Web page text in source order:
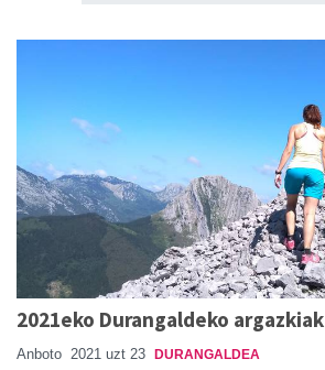
2021eko Durangaldeko argazkiak
Anboto 2021 uzt 23 DURANGALDEA